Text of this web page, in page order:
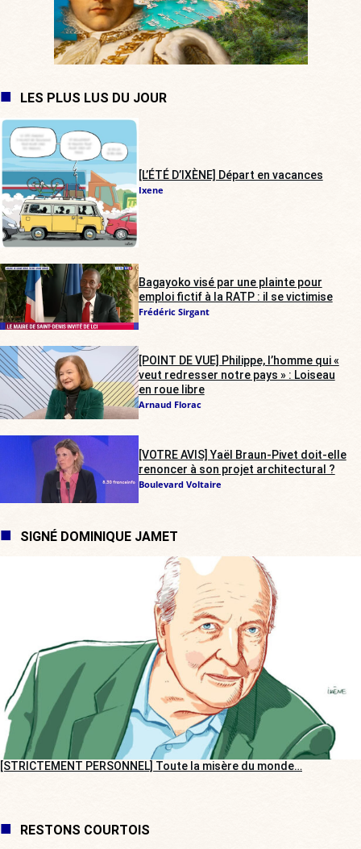
LES PLUS LUS DU JOUR
[L’ÉTÉ D’IXÈNE] Départ en vacances
Ixene
Bagayoko visé par une plainte pour
emploi fictif à la RATP : il se victimise
Frédéric Sirgant
[POINT DE VUE] Philippe, l’homme qui «
veut redresser notre pays » : Loiseau
en roue libre
Arnaud Florac
[VOTRE AVIS] Yaël Braun-Pivet doit-elle
renoncer à son projet architectural ?
Boulevard Voltaire
SIGNÉ DOMINIQUE JAMET
[STRICTEMENT PERSONNEL] Toute la misère du monde…
RESTONS COURTOIS